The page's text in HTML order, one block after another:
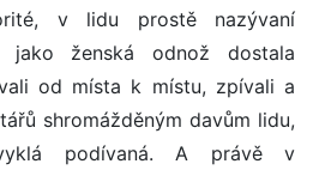
v lidu prostě nazývaní
jako ženská odnož dostala
od místa k místu, zpívali a
shromážděným davům lidu,
podívaná. A právě v